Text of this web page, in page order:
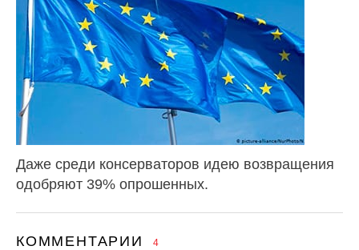
Даже среди консерваторов идею возвращения
одобряют 39% опрошенных.
КОММЕНТАРИИ 4